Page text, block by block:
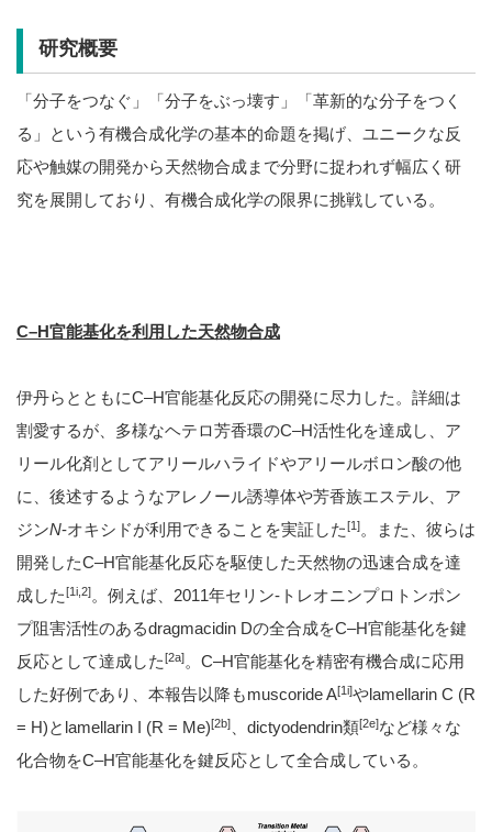
研究概要
「分子をつなぐ」「分子をぶっ壊す」「革新的な分子をつく
る」という有機合成化学の基本的命題を掲げ、ユニークな反
応や触媒の開発から天然物合成まで分野に捉われず幅広く研
究を展開しており、有機合成化学の限界に挑戦している。
C–H官能基化を利用した天然物合成
伊丹らとともにC–H官能基化反応の開発に尽力した。詳細は
割愛するが、多様なヘテロ芳香環のC–H活性化を達成し、ア
リール化剤としてアリールハライドやアリールボロン酸の他
に、後述するようなアレノール誘導体や芳香族エステル、ア
ジンN-オキシドが利用できることを実証した[1]。また、彼らは
開発したC–H官能基化反応を駆使した天然物の迅速合成を達
成した[1i,2]。例えば、2011年セリン-トレオニンプロトンポン
プ阻害活性のあるdragmacidin Dの全合成をC–H官能基化を鍵
反応として達成した[2a]。C–H官能基化を精密有機合成に応用
した好例であり、本報告以降もmuscoride A[1i]やlamellarin C (R
= H)とlamellarin I (R = Me)[2b] 、dictyodendrin類[2e]など様々な
化合物をC–H官能基化を鍵反応として全合成している。